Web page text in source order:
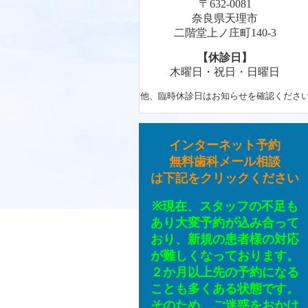
〒632-0081
奈良県天理市
二階堂上ノ庄町140-3
【休診日】
木曜日・祝日・日曜日
他、臨時休診日はお知らせを確認くださ
インターネット予約
無料歯科メール相談
は下記をクリックください
※現在、スタッフの不足も
あり大変予約が込み合って
おり、新規の患者様の対応
が難しくなっております。
２か月以上先の予約になる
ことも多くある状態です。
そのため、ご迷惑をおかけ